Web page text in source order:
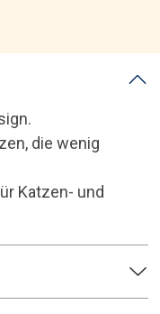
die wenig
Katzen- und